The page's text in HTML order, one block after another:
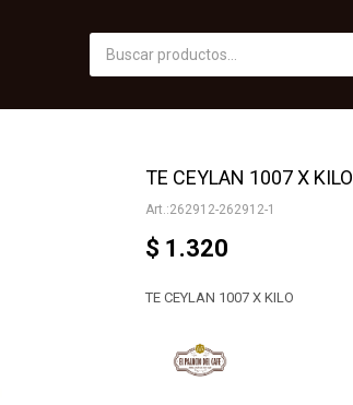
TE CEYLAN 1007 X KILO
262912-262912-1
$ 1.320
TE CEYLAN 1007 X KILO